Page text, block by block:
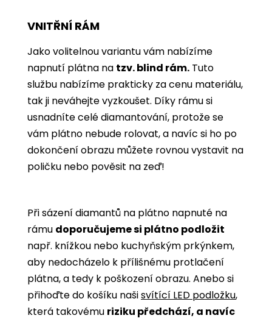
VNITŘNÍ RÁM
Jako volitelnou variantu vám nabízíme
napnutí plátna na tzv. blind rám. Tuto
službu nabízíme prakticky za cenu materiálu,
tak ji neváhejte vyzkoušet. Díky rámu si
usnadníte celé diamantování, protože se
vám plátno nebude rolovat, a navíc si ho po
dokončení obrazu můžete rovnou vystavit na
poličku nebo pověsit na zeď!
Při sázení diamantů na plátno napnuté na
rámu doporučujeme si plátno podložit
např. knížkou nebo kuchyňským prkýnkem,
aby nedocházelo k přílišnému protlačení
plátna, a tedy k poškození obrazu. Anebo si
přihoďte do košíku našisvítící LED podložku,
která takovému riziku předchází, a navíc